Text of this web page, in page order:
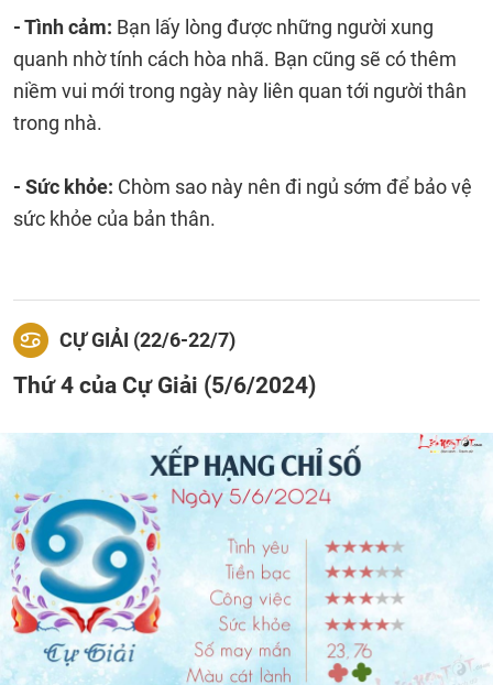
- Tình cảm: Bạn lấy lòng được những người xung
quanh nhờ tính cách hòa nhã. Bạn cũng sẽ có thêm
niềm vui mới trong ngày này liên quan tới người thân
trong nhà.
- Sức khỏe: Chòm sao này nên đi ngủ sớm để bảo vệ
sức khỏe của bản thân.
CỰ GIẢI (22/6-22/7)
Thứ 4 của Cự Giải (5/6/2024)